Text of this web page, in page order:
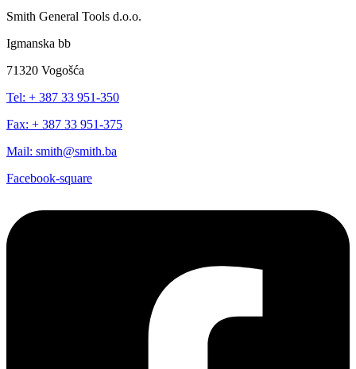
Smith General Tools d.o.o.
Igmanska bb
71320 Vogošća
Tel: + 387 33 951-350
Fax: + 387 33 951-375
Mail: smith@smith.ba
Facebook-square